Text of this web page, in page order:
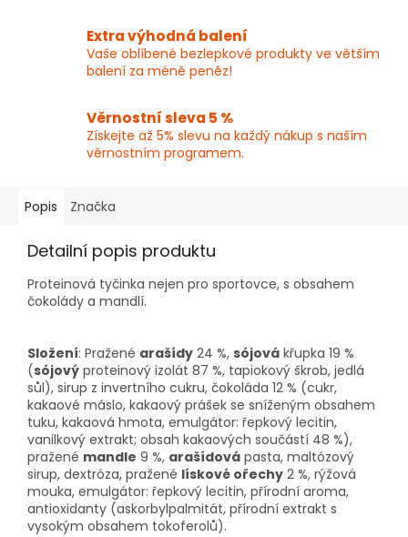
Extra výhodná balení
Vaše oblíbené bezlepkové produkty ve větším
balení za méně peněz!
Věrnostní sleva 5 %
Získejte až 5% slevu na každý nákup s naším
věrnostním programem.
Popis Značka
Detailní popis produktu
Proteinová tyčinka nejen pro sportovce, s obsahem
čokolády a mandlí.
Složení: Pražené arašídy 24 %, sójová křupka 19 %
(sójový proteinový izolát 87 %, tapiokový škrob, jedlá
sůl), sirup z invertního cukru, čokoláda 12 % (cukr,
kakaové máslo, kakaový prášek se sníženým obsahem
tuku, kakaová hmota, emulgátor: řepkový lecitin,
vanilkový extrakt; obsah kakaových součástí 48 %),
pražené mandle 9 %, arašídová pasta, maltózový
sirup, dextróza, pražené lískové ořechy 2 %, rýžová
mouka, emulgátor: řepkový lecitin, přírodní aroma,
antioxidanty (askorbylpalmitát, přírodní extrakt s
vysokým obsahem tokoferolů).